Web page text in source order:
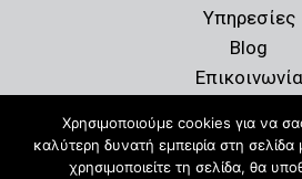
Υπηρεσίες
Blog
Επικοινωνία
Χρησιμοποιούμε cookies για να
καλύτερη δυνατή εμπειρία στη
χρησιμοποιείτε τη σελίδα, θα